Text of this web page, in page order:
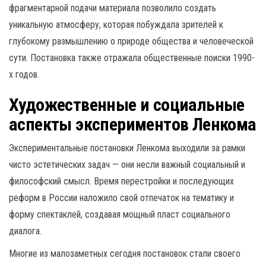
фрагментарной подачи материала позволило создать
уникальную атмосферу, которая побуждала зрителей к
глубокому размышлению о природе общества и человеческой
сути. Постановка также отражала общественные поиски 1990-
х годов.
Художественные и социальные
аспекты экспериментов Ленкома
Экспериментальные постановки Ленкома выходили за рамки
чисто эстетических задач — они несли важный социальный и
философский смысл. Время перестройки и последующих
реформ в России наложило свой отпечаток на тематику и
форму спектаклей, создавая мощный пласт социального
диалога.
Многие из малозаметных сегодня постановок стали своего